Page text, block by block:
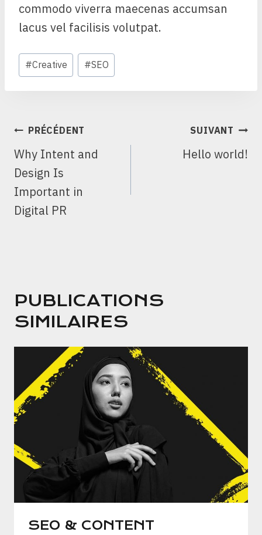
commodo viverra maecenas accumsan
lacus vel facilisis volutpat.
Étiquettes
de
la
#Creative #SEO
NAVIGATION
DE
L’ARTICLE
PRÉCÉDENT
Why Intent and
Design Is
Important in
Digital PR
SUIVANT
Hello world!
PUBLICATIONS
SIMILAIRES
SEO & CONTENT